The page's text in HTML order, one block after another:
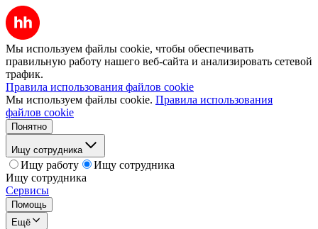
Мы используем файлы cookie, чтобы обеспечивать
правильную работу нашего веб-сайта и анализировать сетевой
трафик.
Правила использования файлов cookie
Мы используем файлы cookie. Правила использования
файлов cookie
Понятно
Ищу сотрудника
Ищу работу
Ищу сотрудника
Ищу сотрудника
Сервисы
Помощь
Ещё